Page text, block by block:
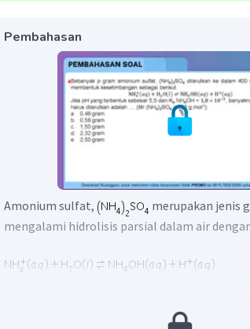
Pembahasan
Amonium sulfat,
merupakan jenis
mengalami hidrolisis parsial dalam air
menyelesaikan soal ini digunakan rumus